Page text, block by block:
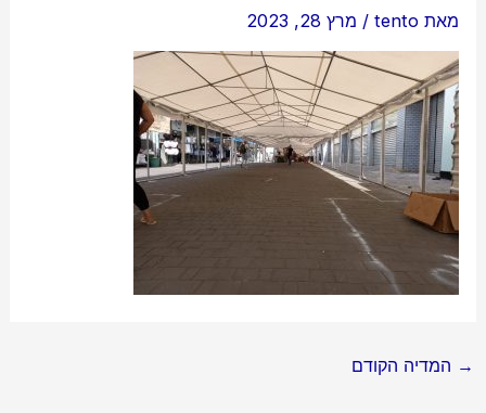
מאתtento
/ מרץ 28, 2023
→ המדיה הקודם